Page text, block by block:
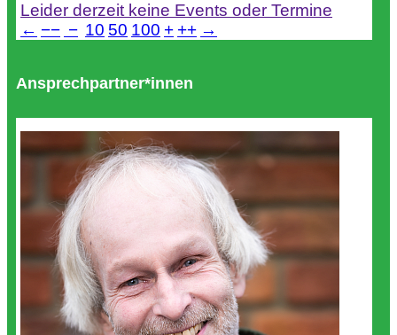
Leider derzeit keine Events oder Termine
← −− − 10 50 100 + ++ →
Ansprechpartner*innen